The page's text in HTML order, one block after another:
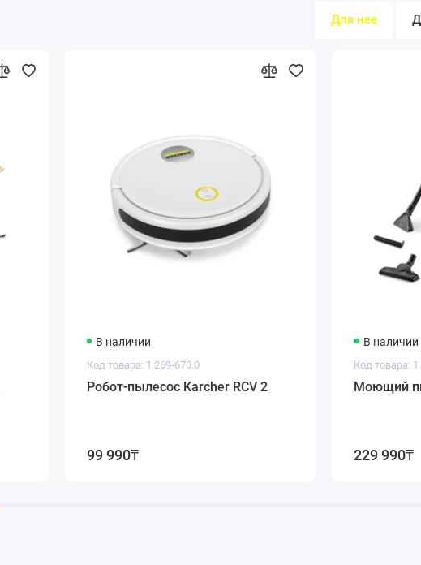
Для нее
В наличии
Код товара: 1.269-670.0
Робот-пылесос Karcher RCV 2
99 990₸
В наличии
Код товара:
Моющий
229 990₸